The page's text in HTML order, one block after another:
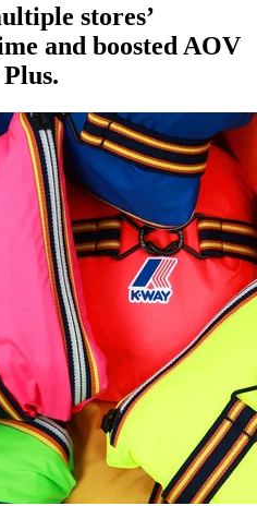
stores’
and boosted AOV